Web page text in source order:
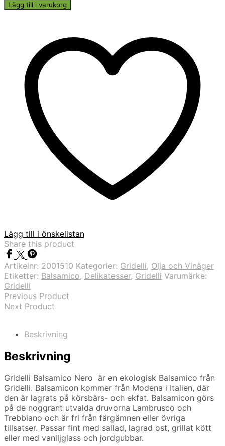
Lägg till i varukorg
Lägg till i önskelistan
Share this product
Artikelnr: 2001510 Kategorier: Gridelli, Olja och Vinäger
Etiketter: Balsamico, Delikatesser, Gridelli Varumärke:
Gridelli
Previous Product
Next Product
Beskrivning
Beskrivning
Gridelli Balsamico Nero är en ekologisk Balsamico från
Gridelli. Balsamicon kommer från Modena i Italien, där
den är lagrats på körsbärs- och ekfat. Balsamicon görs
på de noggrant utvalda druvorna Lambrusco och
Trebbiano och är fri från färgämnen eller övriga
tillsatser. Passar fint med sallad, lagrad ost, grillat kött
eller med vaniljglass och jordgubbar.